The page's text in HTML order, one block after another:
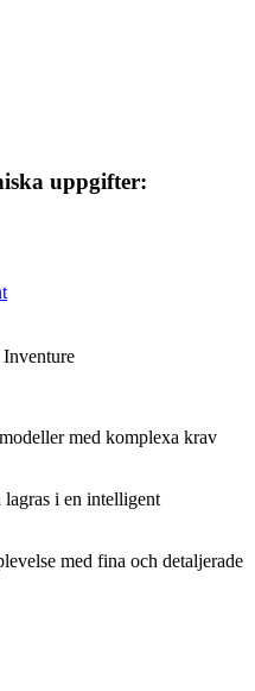
uppgifter:
Inventure
med komplexa krav
i en intelligent
med fina och detaljerade